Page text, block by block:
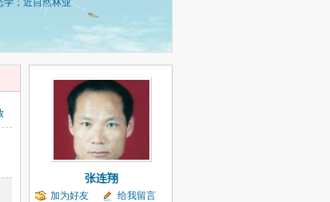
学；近自然林业
张连翔
加为好友
给我留言